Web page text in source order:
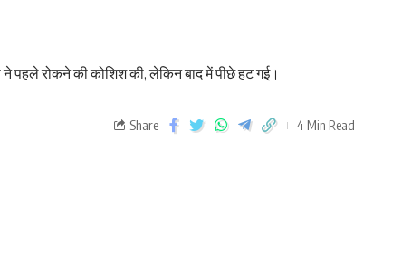
पहले रोकने की कोशिश की, लेकिन बाद में पीछे हट गई।
Share 4 Min Read